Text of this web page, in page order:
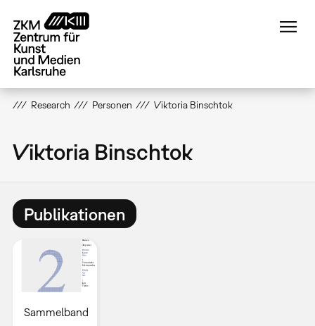
zum
Inhalt
Research Personen Viktoria Binschtok
Viktoria Binschtok
Publikationen
Sammelband